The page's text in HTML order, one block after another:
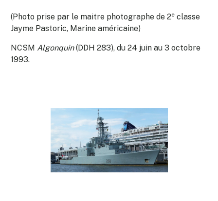
(Photo prise par le maitre photographe de 2e classe
Jayme Pastoric, Marine américaine)
NCSM Algonquin(DDH 283), du 24 juin au 3 octobre
1993.